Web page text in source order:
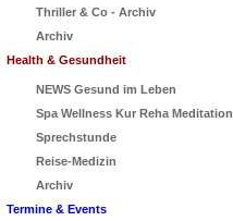
Thriller & Co - Archiv
Archiv
Health & Gesundheit
NEWS Gesund im Leben
Spa Wellness Kur Reha Meditation
Sprechstunde
Reise-Medizin
Archiv
Termine & Events